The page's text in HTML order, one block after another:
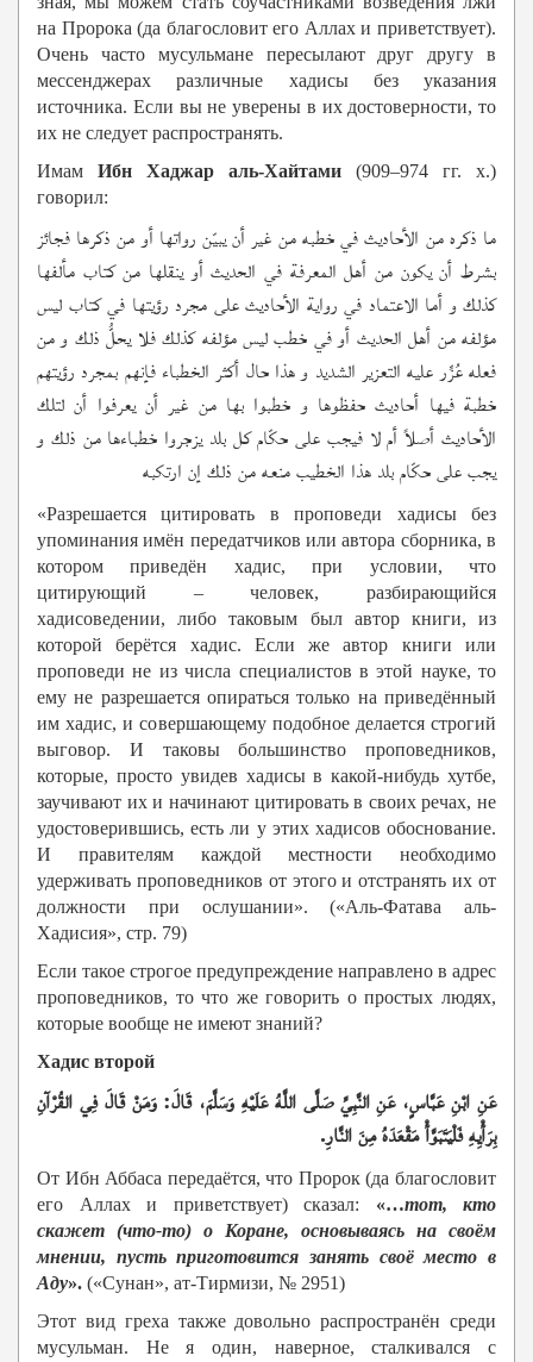
на Пророка (да благословит его Аллах и приветствует).
Очень часто мусульмане пересылают друг другу в
мессенджерах различные хадисы без указания
источника. Если вы не уверены в их достоверности, то
их не следует распространять.
Имам Ибн Хаджар аль-Хайтами (909–974 гг. х.)
говорил:
‎ما ذكره من الأحاديث في خطبه من غير أن يبيّن رواتها أو من ذكرها فجائز
بشرط أن يكون من أهل المعرفة في الحديث أو ينقلها من كتاب مألفها
كذلك و أما الاعتماد في رواية الأحاديث على مجرد رؤيتها في كتاب ليس
مؤلفه من أهل الحديث أو في خطب ليس مؤلفه كذلك فلا يحلُّ ذلك و من
فعله عُزِّر عليه التعزير الشديد و هذا حال أكثر الخطباء فإنهم بمجرد رؤيتهم
خطبة فيها أحاديث حفظوها و خطبوا بها من غير أن يعرفوا أن لتلك
الأحاديث أصلاً أم لا فيجب على حكّام كل بلد يزجروا خطباءها من ذلك و
يجب على حكّام بلد هذا الخطيب منعه من ذلك إن ارتكبه
«Разрешается цитировать в проповеди хадисы без
упоминания имён передатчиков или автора сборника, в
котором приведён хадис, при условии, что
цитирующий – человек, разбирающийся
хадисоведении, либо таковым был автор книги, из
которой берётся хадис. Если же автор книги или
проповеди не из числа специалистов в этой науке, то
ему не разрешается опираться только на приведённый
им хадис, и совершающему подобное делается строгий
выговор. И таковы большинство проповедников,
которые, просто увидев хадисы в какой-нибудь хутбе,
заучивают их и начинают цитировать в своих речах, не
удостоверившись, есть ли у этих хадисов обоснование.
И правителям каждой местности необходимо
удерживать проповедников от этого и отстранять их от
должности при ослушании». («Аль-Фатава аль-
Хадисия», стр. 79)
Если такое строгое предупреждение направлено в адрес
проповедников, то что же говорить о простых людях,
которые вообще не имеют знаний?
Хадис второй
عَنِ ابْنِ عَبَّاسٍ، عَنِ النَّبِيِّ صَلَّى اللَّهُ عَلَيْهِ وَسَلَّمَ، قَالَ: وَمَنْ قَالَ فِي القُرْآنِ
بِرَأْيِهِ فَلْيَتَبَوَّأْ مَقْعَدَهُ مِنَ النَّارِ.
От Ибн Аббаса передаётся, что Пророк (да благословит
его Аллах и приветствует) сказал: «…тот, кто
скажет (что-то) о Коране, основываясь на своём
мнении, пусть приготовится занять своё место в
Аду». («Сунан», ат-Тирмизи, № 2951)
Этот вид греха также довольно распространён среди
мусульман. Не я один, наверное, сталкивался с